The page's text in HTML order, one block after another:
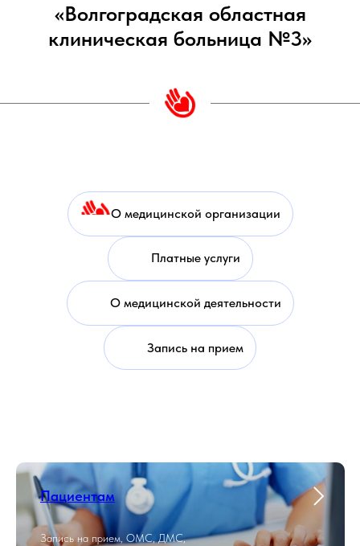
«Волгоградская областная
клиническая больница №3»
О медицинской организации
Платные услуги
О медицинской деятельности
Запись на прием
Пациентам
Запись на прием, ОМС, ДМС,